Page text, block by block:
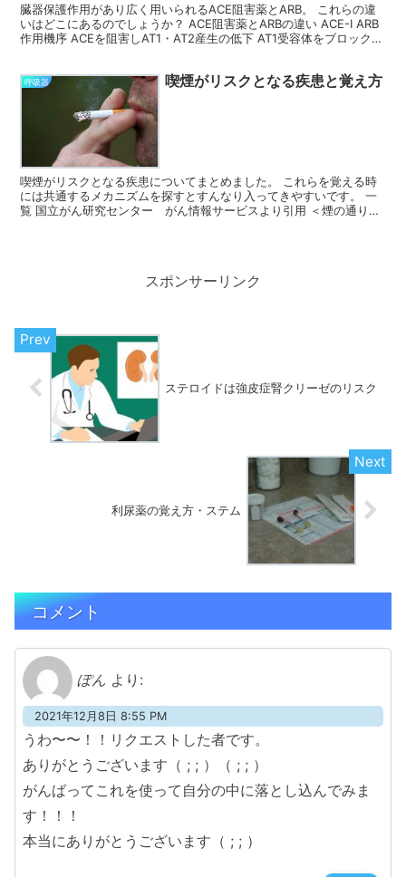
臓器保護作用があり広く用いられるACE阻害薬とARB。 これらの違
いはどこにあるのでしょうか？ ACE阻害薬とARBの違い ACE-I ARB
作用機序 ACEを阻害しAT1・AT2産生の低下 AT1受容体をブロック
呼吸器 喫煙がリスクとなる疾患と覚え方
喫煙がリスクとなる疾患についてまとめました。 これらを覚える時
には共通するメカニズムを探すとすんなり入ってきやすいです。 一
覧 国立がん研究センター がん情報サービスより引用 ＜煙の通り道
スポンサーリンク
ステロイドは強皮症腎クリーゼのリスク
利尿薬の覚え方・ステム
コメント
ぽん より:
2021年12月8日 8:55 PM
うわ〜〜！！リクエストした者です。
ありがとうございます（ ; ; ）（ ; ; ）
がんばってこれを使って自分の中に落とし込んでみま
す！！！
本当にありがとうございます（ ; ; ）